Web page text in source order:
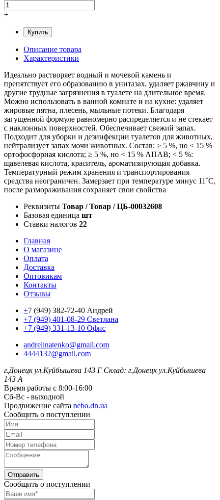
+
Купить
Описание товара
Характеристики
Идеально растворяет водный и мочевой камень и
препятствует его образованию в унитазах, удаляет ржавчину и
другие трудные загрязнения в туалете на длительное время.
Можно использовать в ванной комнате и на кухне: удаляет
жировые пятна, плесень, мыльные потеки. Благодаря
загущенной формуле равномерно распределяется и не стекает
с наклонных поверхностей. Обеспечивает свежий запах.
Подходит для уборки и дезинфекции туалетов для животных,
нейтрализует запах мочи животных. Состав: ≥ 5 %, но ˂ 15 %
ортофосфорная кислота; ≥ 5 %, но ˂ 15 % АПАВ; ˂ 5 %:
щавелевая кислота, краситель, ароматизирующая добавка.
Температурный режим хранения и транспортирования
средства неограничен. Замерзает при температуре минус 11˚С,
после размораживания сохраняет свои свойства
Реквизиты Товар / Товар / ЦБ-00032608
Базовая единица шт
Ставки налогов 22
Главная
О магазине
Оплата
Доставка
Оптовикам
Контакты
Отзывы
+7 (949) 382-72-40 Андрей
+7 (949) 401-08-29 Светлана
+7 (949) 331-13-10 Офис
andreiinatenko@gmail.com
4444132@gmail.com
г.Донецк ул.Куйбышева 143 Г Склад: г.Донецк ул.Куйбышева
143 А
Время работы с 8:00-16:00
Сб-Вс - выходной
Продвижение сайта nebo.dn.ua
Сообщить о поступлении
Отправить
Сообщить о поступлении